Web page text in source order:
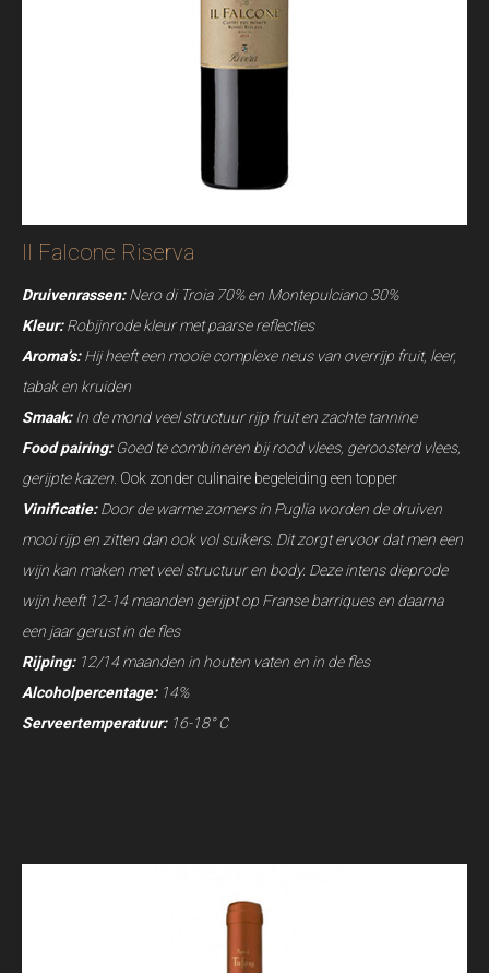
Il Falcone Riserva
Druivenrassen:Nero di Troia 70% en Montepulciano 30%
Kleur:Robijnrode kleur met paarse reflecties
Aroma’s:Hij heeft een mooie complexe neus van overrijp fruit, leer,
tabak en kruiden
Smaak: In de mond veel structuur rijp fruit en zachte tannine
Food pairing: Goed te combineren bij rood vlees, geroosterd vlees,
gerijpte kazen. Ook zonder culinaire begeleiding een topper
Vinificatie:Door de warme zomers in Puglia worden de druiven
mooi rijp en zitten dan ook vol suikers. Dit zorgt ervoor dat men een
wijn kan maken met veel structuur en body. Deze intens dieprode
wijn heeft 12-14 maanden gerijpt op Franse barriques en daarna
een jaar gerust in de fles
Rijping:12/14 maanden in houten vaten en in de fles
Alcoholpercentage:14%
Serveertemperatuur:16-18° C